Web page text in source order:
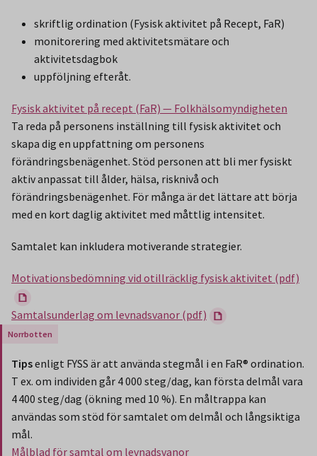
skriftlig ordination (Fysisk aktivitet på Recept, FaR)
monitorering med aktivitetsmätare och
aktivitetsdagbok
uppföljning efteråt.
Fysisk aktivitet på recept (FaR) — Folkhälsomyndigheten
Ta reda på personens inställning till fysisk aktivitet och
skapa dig en uppfattning om personens
förändringsbenägenhet. Stöd personen att bli mer fysiskt
aktiv anpassat till ålder, hälsa, risknivå och
förändringsbenägenhet. För många är det lättare att börja
med en kort daglig aktivitet med måttlig intensitet.
Samtalet kan inkludera motiverande strategier.
Motivationsbedömning vid otillräcklig fysisk aktivitet (pdf)
Samtalsunderlag om levnadsvanor (pdf)
Gäller endast för Region Norrbotten.
Tipsenligt FYSS är att använda stegmål i en FaR® ordination.
T ex. om individen går 4 000 steg/dag, kan första delmål vara
4 400 steg/dag (ökning med 10 %). En måltrappa kan
användas som stöd för samtalet om delmål och långsiktiga
mål.
Målblad för samtal om levnadsvanor